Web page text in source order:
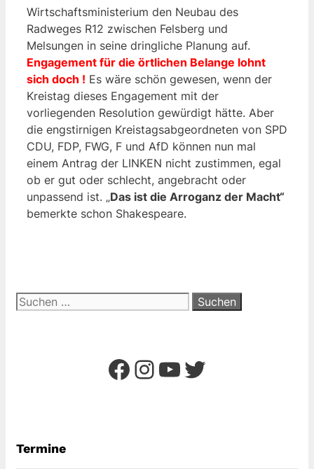
Wirtschaftsministerium den Neubau des
Radweges R12 zwischen Felsberg und
Melsungen in seine dringliche Planung auf.
Engagement für die örtlichen Belange lohnt
sich doch ! Es wäre schön gewesen, wenn der
Kreistag dieses Engagement mit der
vorliegenden Resolution gewürdigt hätte. Aber
die engstirnigen Kreistagsabgeordneten von SPD
CDU, FDP, FWG, F und AfD können nun mal
einem Antrag der LINKEN nicht zustimmen, egal
ob er gut oder schlecht, angebracht oder
unpassend ist. „Das ist die Arroganz der Macht“
bemerkte schon Shakespeare.
Suchen
nach:
Facebook
Instagram
YouTube
Twitter
Termine